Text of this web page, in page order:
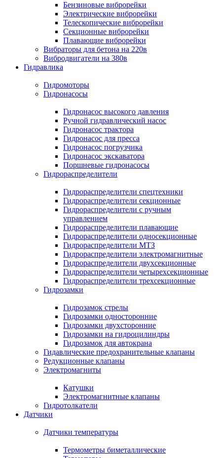
Бензиновые виброрейки
Электрические виброрейки
Телескопические виброрейки
Секционные виброрейки
Плавающие виброрейки
Вибраторы для бетона на 220в
Вибродвигатели на 380в
Гидравлика
Гидромоторы
Гидронасосы
Гидронасос высокого давления
Ручной гидравлический насос
Гидронасос трактора
Гидронасос для пресса
Гидронасос погрузчика
Гидронасос экскаватора
Поршневые гидронасосы
Гидрораспределители
Гидрораспределители спецтехники
Гидрораспределители секционные
Гидрораспределители с ручным
управлением
Гидрораспределители плавающие
Гидрораспределители односекционные
Гидрораспределители МТЗ
Гидрораспределители электромагнитные
Гидрораспределители двухсекционные
Гидрораспределители четырехсекционные
Гидрораспределители трехсекционные
Гидрозамки
Гидрозамок стрелы
Гидрозамки односторонние
Гидрозамки двухсторонние
Гидрозамки на гидроцилиндры
Гидрозамок для автокрана
Гидавлические предохранительные клапаны
Редукционные клапаны
Электромагниты
Катушки
Электромагнитные клапаны
Гидротолкатели
Датчики
Датчики температуры
Термометры биметаллические